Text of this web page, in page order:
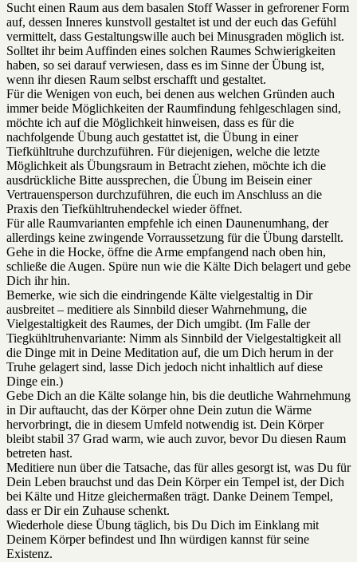
Sucht einen Raum aus dem basalen Stoff Wasser in gefrorener Form
auf, dessen Inneres kunstvoll gestaltet ist und der euch das Gefühl
vermittelt, dass Gestaltungswille auch bei Minusgraden möglich ist.
Solltet ihr beim Auffinden eines solchen Raumes Schwierigkeiten
haben, so sei darauf verwiesen, dass es im Sinne der Übung ist,
wenn ihr diesen Raum selbst erschafft und gestaltet.
Für die Wenigen von euch, bei denen aus welchen Gründen auch
immer beide Möglichkeiten der Raumfindung fehlgeschlagen sind,
möchte ich auf die Möglichkeit hinweisen, dass es für die
nachfolgende Übung auch gestattet ist, die Übung in einer
Tiefkühltruhe durchzuführen. Für diejenigen, welche die letzte
Möglichkeit als Übungsraum in Betracht ziehen, möchte ich die
ausdrückliche Bitte aussprechen, die Übung im Beisein einer
Vertrauensperson durchzuführen, die euch im Anschluss an die
Praxis den Tiefkühltruhendeckel wieder öffnet.
Für alle Raumvarianten empfehle ich einen Daunenumhang, der
allerdings keine zwingende Vorraussetzung für die Übung darstellt.
Gehe in die Hocke, öffne die Arme empfangend nach oben hin,
schließe die Augen. Spüre nun wie die Kälte Dich belagert und gebe
Dich ihr hin.
Bemerke, wie sich die eindringende Kälte vielgestaltig in Dir
ausbreitet – meditiere als Sinnbild dieser Wahrnehmung, die
Vielgestaltigkeit des Raumes, der Dich umgibt. (Im Falle der
Tiegkühltruhenvariante: Nimm als Sinnbild der Vielgestaltigkeit all
die Dinge mit in Deine Meditation auf, die um Dich herum in der
Truhe gelagert sind, lasse Dich jedoch nicht inhaltlich auf diese
Dinge ein.)
Gebe Dich an die Kälte solange hin, bis die deutliche Wahrnehmung
in Dir auftaucht, das der Körper ohne Dein zutun die Wärme
hervorbringt, die in diesem Umfeld notwendig ist. Dein Körper
bleibt stabil 37 Grad warm, wie auch zuvor, bevor Du diesen Raum
betreten hast.
Meditiere nun über die Tatsache, das für alles gesorgt ist, was Du für
Dein Leben brauchst und das Dein Körper ein Tempel ist, der Dich
bei Kälte und Hitze gleichermaßen trägt. Danke Deinem Tempel,
dass er Dir ein Zuhause schenkt.
Wiederhole diese Übung täglich, bis Du Dich im Einklang mit
Deinem Körper befindest und Ihn würdigen kannst für seine
Existenz.